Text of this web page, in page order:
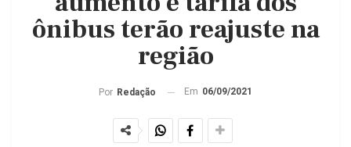
ônibus terão reajuste na
região
Por Redação Em 06/09/2021